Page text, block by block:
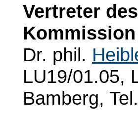
Vertreter
Dr. phil.
LU19/01.05,
Bamberg,